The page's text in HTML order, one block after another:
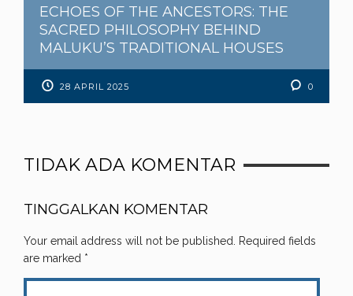
ECHOES OF THE ANCESTORS: THE
SACRED PHILOSOPHY BEHIND
MALUKU’S TRADITIONAL HOUSES
28 APRIL 2025 0
TIDAK ADA KOMENTAR
TINGGALKAN KOMENTAR
Your email address will not be published. Required fields
are marked *